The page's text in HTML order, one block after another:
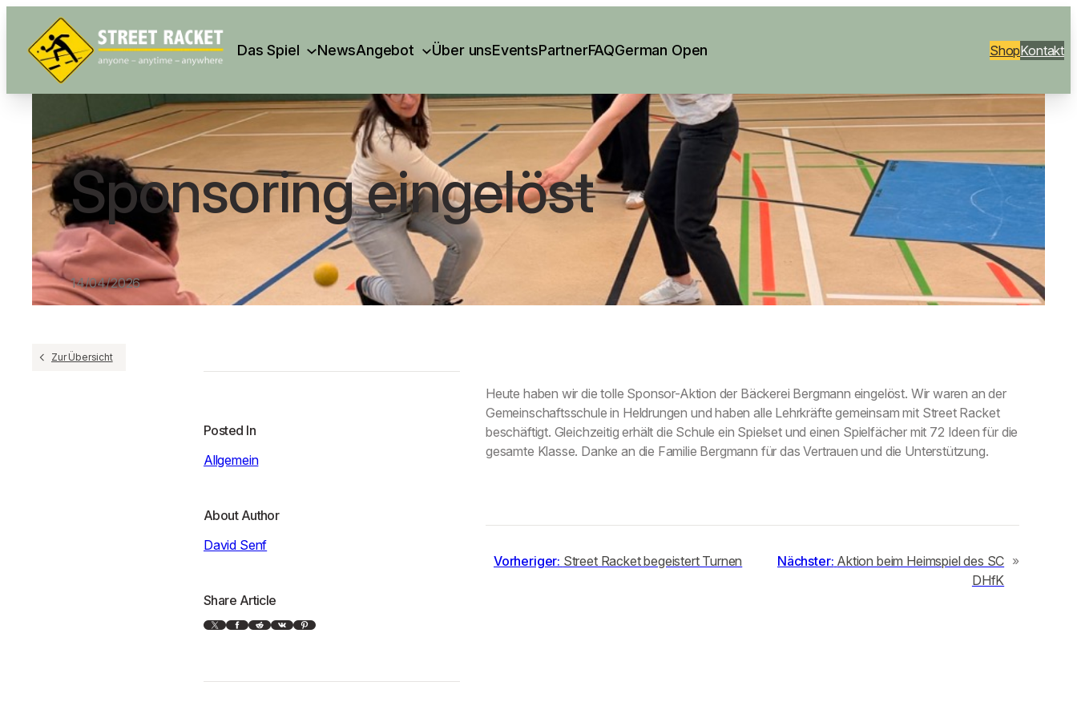
Das Spiel NewsAngebot Über unsEventsPartnerFAQGerman Open ShopKontakt
Sponsoring eingelöst
14/04/2026
Zur Übersicht
Heute haben wir die tolle Sponsor-Aktion der Bäckerei Bergmann eingelöst. Wir waren an der
Gemeinschaftsschule in Heldrungen und haben alle Lehrkräfte gemeinsam mit Street Racket
beschäftigt. Gleichzeitig erhält die Schule ein Spielset und einen Spielfächer mit 72 Ideen für die
gesamte Klasse. Danke an die Familie Bergmann für das Vertrauen und die Unterstützung.
Vorheriger: Street Racket begeistert Turnen Nächster: Aktion beim Heimspiel des SC
DHfK
»
Posted In
Allgemein
About Author
David Senf
Share Article
X
Facebook Reddit VK Pinterest